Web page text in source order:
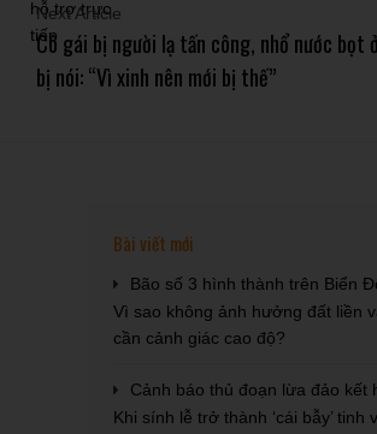
Next Article
Cô gái bị người lạ tấn công, nhổ nước bọt
bị nói: “Vì xinh nên mới bị thế”
Bài viết mới
Bão số 3 hình thành trên Biển
Vì sao không ảnh hưởng đất liền
cần cảnh giác cao độ?
Cảnh báo thủ đoạn lừa đảo kết
Khi sính lễ trở thành ‘cái bẫy’ tinh